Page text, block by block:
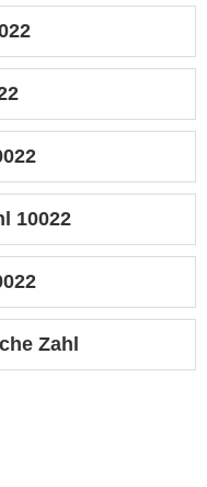
10022
Zahl